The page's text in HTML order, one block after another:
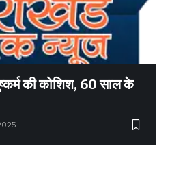
की कोशिश, 60 साल के